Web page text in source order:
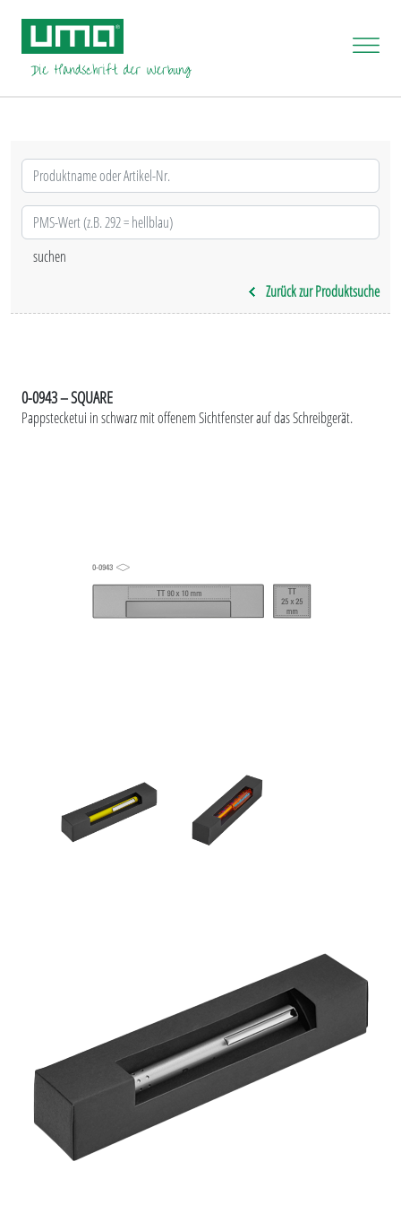
Zurück zur Produktsuche
0-0943 – SQUARE
Pappstecketui in schwarz mit offenem Sichtfenster auf das Schreibgerät.